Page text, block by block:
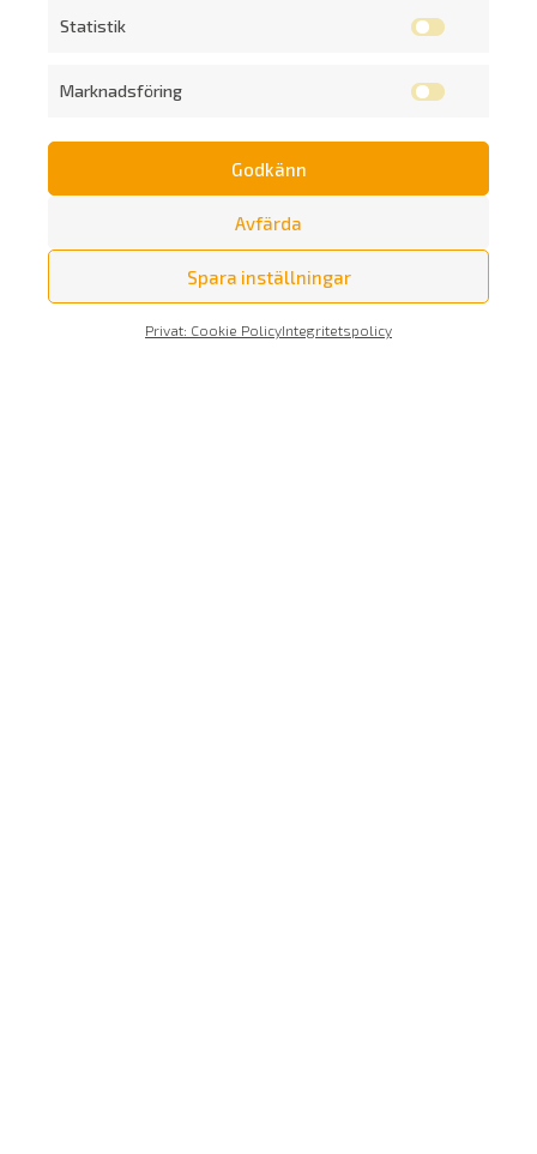
Statistik
Marknadsföring
Godkänn
Avfärda
Spara inställningar
Privat: Cookie PolicyIntegritetspolicy
Prenumerera på vårt nyhetsbrev